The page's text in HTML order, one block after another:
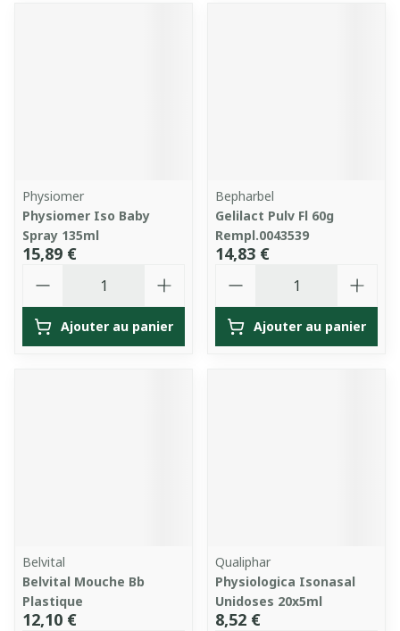
Physiomer
Physiomer Iso Baby
Spray 135ml
15,89 €
Ajouter au panier
Bepharbel
Gelilact Pulv Fl 60g
Rempl.0043539
14,83 €
Ajouter au panier
Belvital
Belvital Mouche Bb
Plastique
12,10 €
Qualiphar
Physiologica Isonasal
Unidoses 20x5ml
8,52 €